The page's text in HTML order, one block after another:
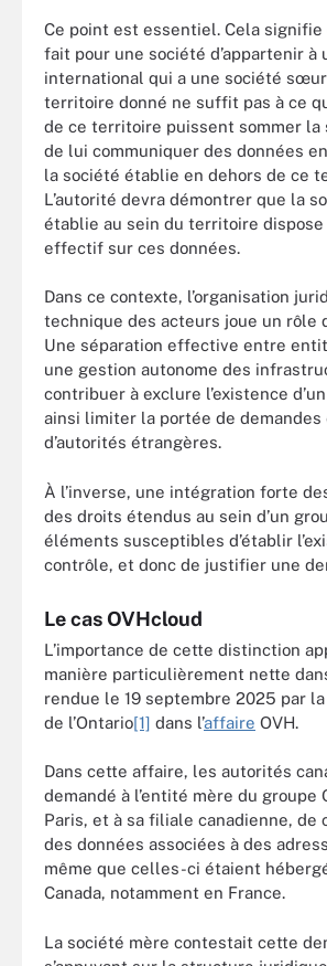
Ce point est essentiel. Cela
fait pour une société d’appartenir à
international qui a une société
territoire donné ne suffit pas à ce
de ce territoire puissent sommer
de lui communiquer des données
la société établie en dehors de ce
L’autorité devra démontrer que la
établie au sein du territoire dispose
effectif sur ces données.
Dans ce contexte, l’organisation
technique des acteurs joue un rôle
Une séparation effective entre
une gestion autonome des
contribuer à exclure l’existence
ainsi limiter la portée de demandes
d’autorités étrangères.
À l’inverse, une intégration forte
des droits étendus au sein d’un
éléments susceptibles d’établir
contrôle, et donc de justifier une
Le cas OVHcloud
L’importance de cette distinction
manière particulièrement nette
rendue le 19 septembre 2025 par
de l’Ontario[1] dans l’affaire OVH.
Dans cette affaire, les autorités
demandé à l’entité mère du groupe
Paris, et à sa filiale canadienne, de
des données associées à des
même que celles-ci étaient
Canada, notamment en France.
La société mère contestait cette